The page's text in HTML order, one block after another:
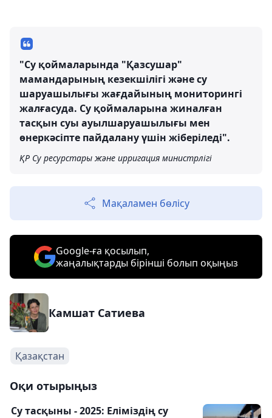
"Су қоймаларында "Қазсушар"
мамандарының кезекшілігі және су
шаруашылығы жағдайының мониторингі
жалғасуда. Су қоймаларына жиналған
тасқын суы ауылшаруашылығы мен
өнеркәсіпте пайдалану үшін жіберіледі".
ҚР Су ресурстары және ирригация министрлігі
Мақаламен бөлісу
Google-ға қосылып,
жаңалықтарды бірінші болып оқыңыз
Камшат Сатиева
Қазақстан
Оқи отырыңыз
Су тасқыны - 2025: Еліміздің су